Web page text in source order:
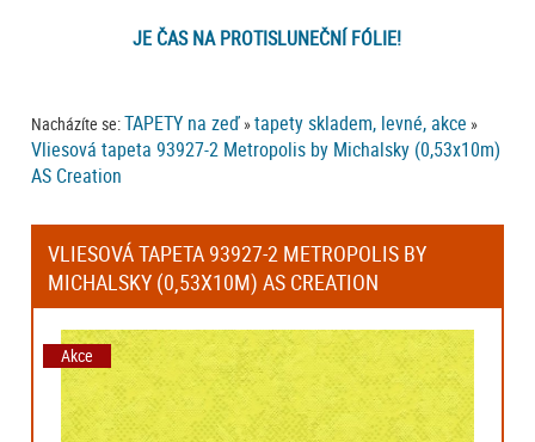
JE ČAS NA PROTISLUNEČNÍ FÓLIE!
Nacházíte se:TAPETY na zeď »tapety skladem, levné, akce »
Vliesová tapeta 93927-2 Metropolis by Michalsky (0,53x10m)
AS Creation
VLIESOVÁ TAPETA 93927-2 METROPOLIS BY
MICHALSKY (0,53X10M) AS CREATION
Akce